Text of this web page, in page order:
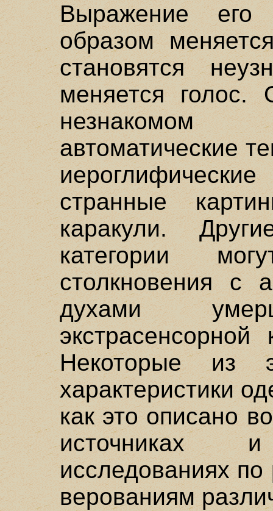
Выражение его
образом
становятся
меняется голос.
автоматические
странные
каракули.
категории
столкновения с
духами
Некоторые из
характеристики
как это описано
источниках и
исследованиях по
верованиям